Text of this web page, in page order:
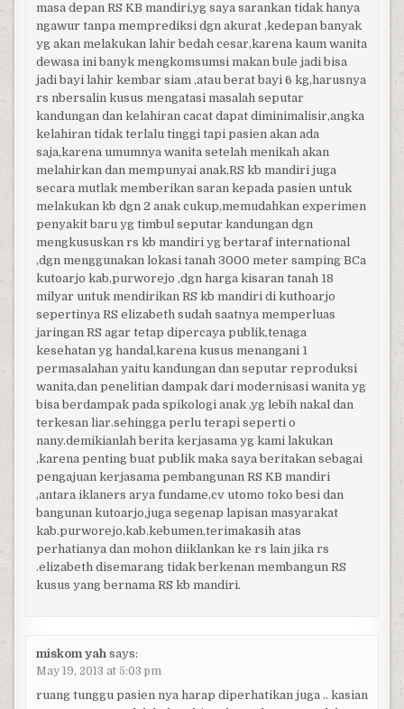
masa depan RS KB mandiri,yg saya sarankan tidak hanya
ngawur tanpa memprediksi dgn akurat ,kedepan banyak
yg akan melakukan lahir bedah cesar,karena kaum wanita
dewasa ini banyk mengkomsumsi makan bule jadi bisa
jadi bayi lahir kembar siam ,atau berat bayi 6 kg,harusnya
rs nbersalin kusus mengatasi masalah seputar
kandungan dan kelahiran cacat dapat diminimalisir,angka
kelahiran tidak terlalu tinggi tapi pasien akan ada
saja,karena umumnya wanita setelah menikah akan
melahirkan dan mempunyai anak,RS kb mandiri juga
secara mutlak memberikan saran kepada pasien untuk
melakukan kb dgn 2 anak cukup,memudahkan experimen
penyakit baru yg timbul seputar kandungan dgn
mengkususkan rs kb mandiri yg bertaraf international
,dgn menggunakan lokasi tanah 3000 meter samping BCa
kutoarjo kab,purworejo ,dgn harga kisaran tanah 18
milyar untuk mendirikan RS kb mandiri di kuthoarjo
sepertinya RS elizabeth sudah saatnya memperluas
jaringan RS agar tetap dipercaya publik,tenaga
kesehatan yg handal,karena kusus menangani 1
permasalahan yaitu kandungan dan seputar reproduksi
wanita,dan penelitian dampak dari modernisasi wanita yg
bisa berdampak pada spikologi anak ,yg lebih nakal dan
terkesan liar.sehingga perlu terapi seperti o
nany.demikianlah berita kerjasama yg kami lakukan
,karena penting buat publik maka saya beritakan sebagai
pengajuan kerjasama pembangunan RS KB mandiri
,antara iklaners arya fundame,cv utomo toko besi dan
bangunan kutoarjo,juga segenap lapisan masyarakat
kab.purworejo,kab.kebumen,terimakasih atas
perhatianya dan mohon diiklankan ke rs lain jika rs
.elizabeth disemarang tidak berkenan membangun RS
kusus yang bernama RS kb mandiri.
miskom yah says:
May 19, 2013 at 5:03 pm
ruang tunggu pasien nya harap diperhatikan juga .. kasian